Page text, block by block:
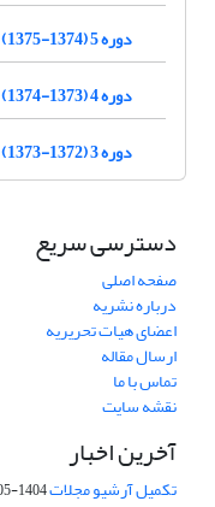
دوره 5 (1374-1375)
دوره 4 (1373-1374)
دوره 3 (1372-1373)
دسترسی سریع
صفحه اصلی
درباره نشریه
اعضای هیات تحریریه
ارسال مقاله
تماس با ما
نقشه سایت
آخرین اخبار
تکمیل آرشیو مجلات1404-05-08